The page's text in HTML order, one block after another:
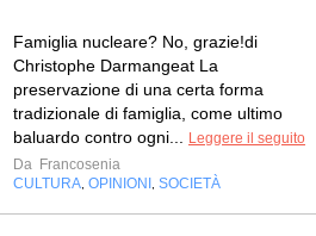
Famiglia nucleare? No, grazie!di
Christophe Darmangeat La
preservazione di una certa forma
tradizionale di famiglia, come ultimo
baluardo contro ogni...
Leggere il seguito
Da Francosenia
CULTURA OPINIONI SOCIETÀ